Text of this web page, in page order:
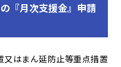
『月次支援金』申請
はまん延防止等重点措置